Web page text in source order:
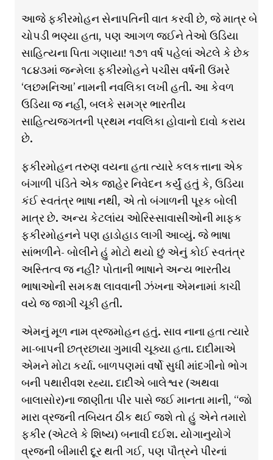
આજે ફકીરમોહન સેનાપતિની વાત કરવી છે, જે માત્ર બે
ચોપડી ભણ્યા હતા, પણ આગળ જઈને તેઓ ઉડિયા
સાહિત્યના પિતા ગણાયા! ૧૭૧ વર્ષ પહેલાં એટલે કે છેક
૧૮૪૩માં જન્મેલા ફકીરમોહને પચીસ વર્ષની ઉંમરે
‘લછમનિઆ’ નામની નવલિકા લખી હતી. આ કેવળ
ઉડિયા જ નહીં, બલકે સમગ્ર ભારતીય
સાહિત્યજગતની પ્રથમ નવલિકા હોવાનો દાવો કરાય
છે.
ફકીરમોહન તરુણ વયના હતા ત્યારે કલકત્તાના એક
બંગાળી પંડિતે એક જાહેર નિવેદન કર્યું હતું કે, ઉડિયા
કંઈ સ્વતંત્ર ભાષા નથી, એ તો બંગાળની પૂરક બોલી
માત્ર છે. અન્ય કેટલાંય ઓરિસ્સાવાસીઓની માફક
ફકીરમોહનને પણ હાડોહાડ લાગી આવ્યું. જે ભાષા
સાંભળીને- બોલીને હું મોટો થયો છું એનું કોઈ સ્વતંત્ર
અસ્તિત્વ જ નહીં? પોતાની ભાષાને અન્ય ભારતીય
ભાષાઓની સમકક્ષ લાવવાની ઝંખના એમનામાં કાચી
વયે જ જાગી ચૂકી હતી.
એમનું મૂળ નામ વ્રજમોહન હતું. સાવ નાના હતા ત્યારે
મા-બાપની છત્રછાયા ગુમાવી ચૂક્યા હતા. દાદીમાએ
એમને મોટા કર્યા. બાળપણમાં વર્ષો સુધી માંદગીનો ભોગ
બની પથારીવશ રહ્યા. દાદીએ બાલેશ્વર (અથવા
બાલાસોર)ના જાણીતા પીર પાસે જઈ માનતા માની, “જો
મારા વ્રજની તબિયત ઠીક થઈ જશે તો હું એને તમારો
ફકીર (એટલે કે શિષ્ય) બનાવી દઈશ. યોગાનુયોગે
વ્રજની બીમારી દૂર થતી ગઈ, પણ પૌત્રને પીરનાં